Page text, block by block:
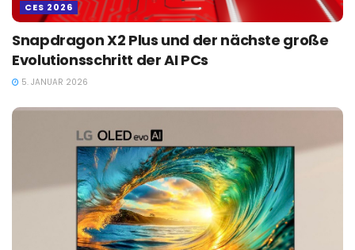
CES 2026
Snapdragon X2 Plus und der nächste große
Evolutionsschritt der AI PCs
5. JANUAR 2026